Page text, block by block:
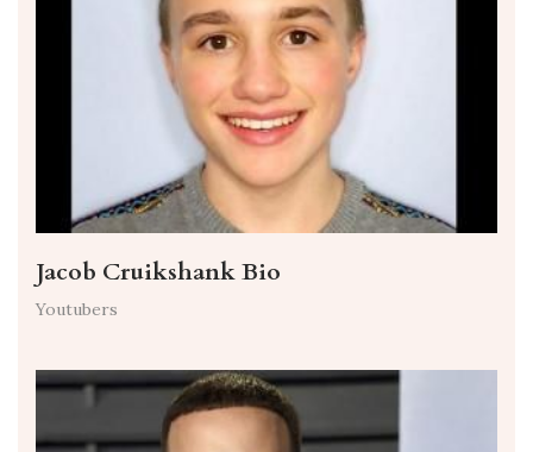
Jacob Cruikshank Bio
Youtubers